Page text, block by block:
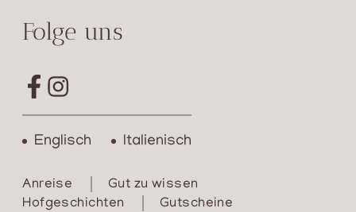
Folge uns
Englisch Italienisch
Anreise
Gut zu wissen
Hofgeschichten
Gutscheine